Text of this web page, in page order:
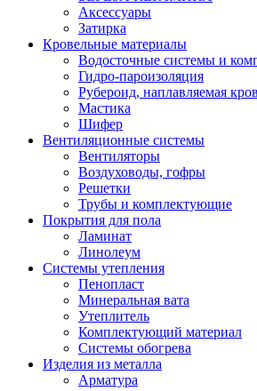
Аксессуары
Затирка
Кровельные материалы
Водосточные системы и
Гидро-пароизоляция
Рубероид, наплавляемая
Мастика
Шифер
Вентиляционные системы
Вентиляторы
Воздуховоды, гофры
Решетки
Трубы и комплектующие
Покрытия для пола
Ламинат
Линолеум
Системы утепления
Пенопласт
Минеральная вата
Утеплитель
Комплектующий материал
Системы обогрева
Изделия из металла
Арматура